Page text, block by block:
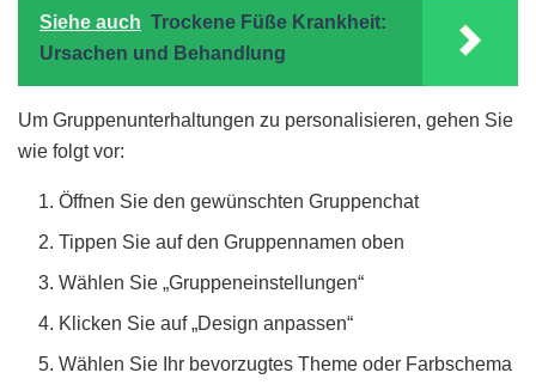
Siehe auch Trockene Füße Krankheit:
Ursachen und Behandlung
Um Gruppenunterhaltungen zu personalisieren, gehen Sie
wie folgt vor:
Öffnen Sie den gewünschten Gruppenchat
Tippen Sie auf den Gruppennamen oben
Wählen Sie „Gruppeneinstellungen“
Klicken Sie auf „Design anpassen“
Wählen Sie Ihr bevorzugtes Theme oder Farbschema